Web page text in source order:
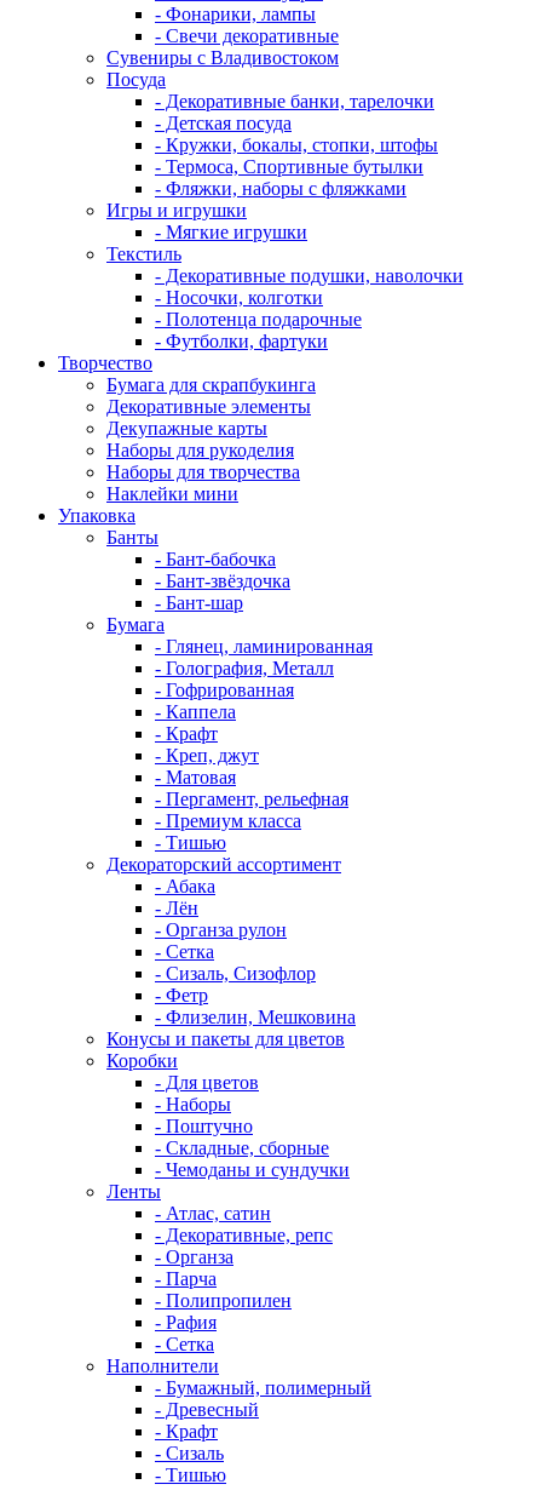
- Фонарики, лампы
- Свечи декоративные
Сувениры с Владивостоком
Посуда
- Декоративные банки, тарелочки
- Детская посуда
- Кружки, бокалы, стопки, штофы
- Термоса, Спортивные бутылки
- Фляжки, наборы с фляжками
Игры и игрушки
- Мягкие игрушки
Текстиль
- Декоративные подушки, наволочки
- Носочки, колготки
- Полотенца подарочные
- Футболки, фартуки
Творчество
Бумага для скрапбукинга
Декоративные элементы
Декупажные карты
Наборы для рукоделия
Наборы для творчества
Наклейки мини
Упаковка
Банты
- Бант-бабочка
- Бант-звёздочка
- Бант-шар
Бумага
- Глянец, ламинированная
- Голография, Металл
- Гофрированная
- Каппела
- Крафт
- Креп, джут
- Матовая
- Пергамент, рельефная
- Премиум класса
- Тишью
Декораторский ассортимент
- Абака
- Лён
- Органза рулон
- Сетка
- Сизаль, Сизофлор
- Фетр
- Флизелин, Мешковина
Конусы и пакеты для цветов
Коробки
- Для цветов
- Наборы
- Поштучно
- Складные, сборные
- Чемоданы и сундучки
Ленты
- Атлас, сатин
- Декоративные, репс
- Органза
- Парча
- Полипропилен
- Рафия
- Сетка
Наполнители
- Бумажный, полимерный
- Древесный
- Крафт
- Сизаль
- Тишью